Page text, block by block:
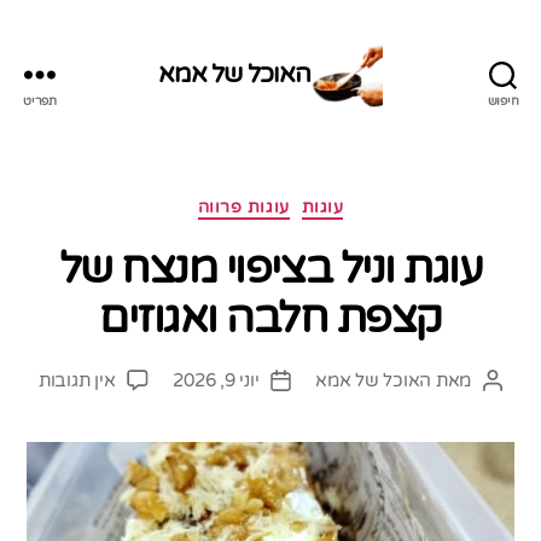
חיפוש
האוכל של אמא
תפריט
קטגוריות עוגות עוגות פרווה
עוגת וניל בציפוי מנצח של
קצפת חלבה ואגוזים
המחבר
מאת האוכל של אמא
תאריך
יוני 9, 2026 אין תגובות
מנצח
של